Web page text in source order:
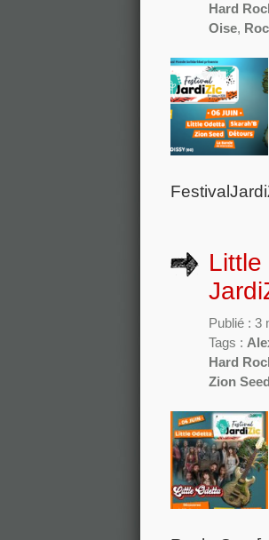
Hard
Oise,
Little
Publié : 3
Tags :
Hard
Zion